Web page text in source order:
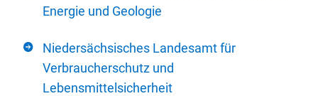
Energie und Geologie
Niedersächsisches Landesamt für
Verbraucherschutz und
Lebensmittelsicherheit